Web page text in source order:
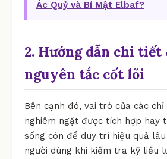
Ác Quỷ và Bí Mật Elbaf?
2. Hướng dẫn chi tiết
nguyên tắc cốt lõi
Bên cạnh đó, vai trò của các
nghiêm ngặt được tích hợp hay
sống còn để duy trì hiệu quả lâu
người dùng khi kiểm tra kỹ liều